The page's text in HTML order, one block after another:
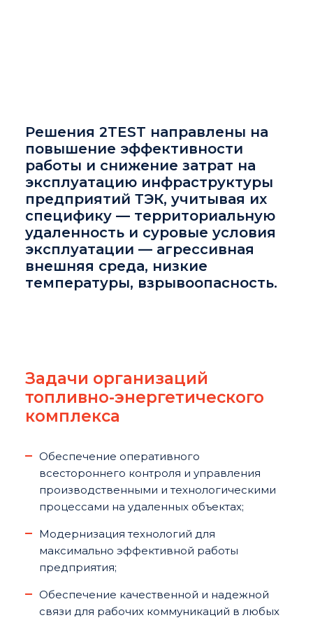
Решения 2TEST направлены на
повышение эффективности
работы и снижение затрат на
эксплуатацию инфраструктуры
предприятий ТЭК, учитывая их
специфику — территориальную
удаленность и суровые условия
эксплуатации — агрессивная
внешняя среда, низкие
температуры, взрывоопасность.
Задачи организаций
топливно-энергетического
комплекса
Обеспечение оперативного
всестороннего контроля и управления
производственными и технологическими
процессами на удаленных объектах;
Модернизация технологий для
максимально эффективной работы
предприятия;
Обеспечение качественной и надежной
связи для рабочих коммуникаций в любых